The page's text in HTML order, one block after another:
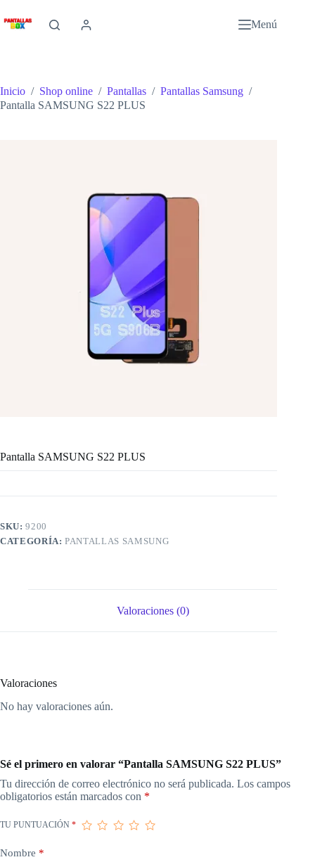
al
contenido
Menú
Inicio / Shop online / Pantallas / Pantallas Samsung /
Pantalla SAMSUNG S22 PLUS
Pantalla SAMSUNG S22 PLUS
SKU:9200
CATEGORÍA:PANTALLAS SAMSUNG
Valoraciones (0)
Valoraciones
No hay valoraciones aún.
Sé el primero en valorar “Pantalla SAMSUNG S22 PLUS”
Tu dirección de correo electrónico no será publicada. Los campos
obligatorios están marcados con *
TU PUNTUACIÓN *
Nombre *